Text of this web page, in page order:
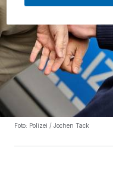
Foto: Polizei / Jochen Tack